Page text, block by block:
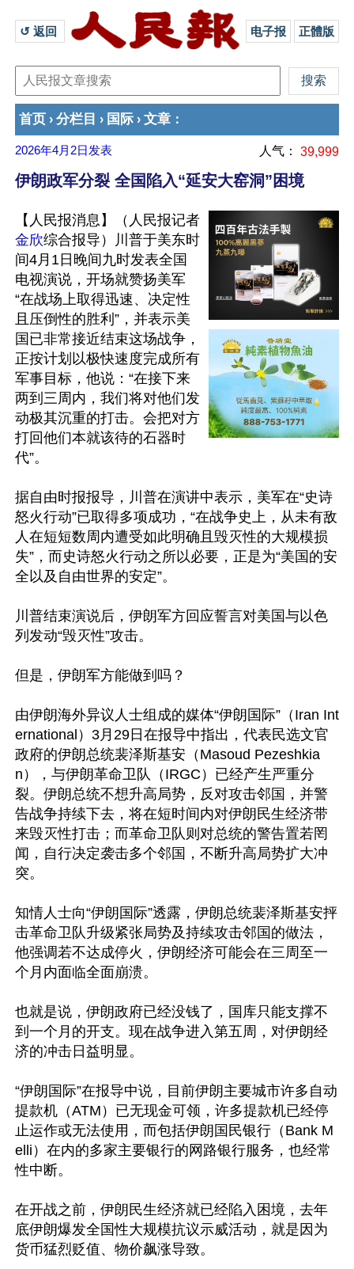
↺ 返回 电子报 正體版
首页 › 分栏目 › 国际 › 文章 ：
2026年4月2日 发表 人气： 39,999
伊朗政军分裂 全国陷入“延安大窑洞”困境
【人民报消息】（人民报记者
金欣综合报导）川普于美东时
间4月1日晚间九时发表全国
电视演说，开场就赞扬美军
“在战场上取得迅速、决定性
且压倒性的胜利”，并表示美
国已非常接近结束这场战争，
正按计划以极快速度完成所有
军事目标，他说：“在接下来
两到三周内，我们将对他们发
动极其沉重的打击。会把对方
打回他们本就该待的石器时
代”。
据自由时报报导，川普在演讲中表示，美军在“史诗
怒火行动”已取得多项成功，“在战争史上，从未有敌
人在短短数周内遭受如此明确且毁灭性的大规模损
失”，而史诗怒火行动之所以必要，正是为“美国的安
全以及自由世界的安定”。
川普结束演说后，伊朗军方回应誓言对美国与以色
列发动“毁灭性”攻击。
但是，伊朗军方能做到吗？
由伊朗海外异议人士组成的媒体“伊朗国际”（Iran Int
ernational）3月29日在报导中指出，代表民选文官
政府的伊朗总统裴泽斯基安（Masoud Pezeshkia
n），与伊朗革命卫队（IRGC）已经产生严重分
裂。伊朗总统不想升高局势，反对攻击邻国，并警
告战争持续下去，将在短时间内对伊朗民生经济带
来毁灭性打击；而革命卫队则对总统的警告置若罔
闻，自行决定袭击多个邻国，不断升高局势扩大冲
突。
知情人士向“伊朗国际”透露，伊朗总统裴泽斯基安抨
击革命卫队升级紧张局势及持续攻击邻国的做法，
他强调若不达成停火，伊朗经济可能会在三周至一
个月内面临全面崩溃。
也就是说，伊朗政府已经没钱了，国库只能支撑不
到一个月的开支。现在战争进入第五周，对伊朗经
济的冲击日益明显。
“伊朗国际”在报导中说，目前伊朗主要城市许多自动
提款机（ATM）已无现金可领，许多提款机已经停
止运作或无法使用，而包括伊朗国民银行（Bank M
elli）在内的多家主要银行的网路银行服务，也经常
性中断。
在开战之前，伊朗民生经济就已经陷入困境，去年
底伊朗爆发全国性大规模抗议示威活动，就是因为
货币猛烈贬值、物价飙涨导致。